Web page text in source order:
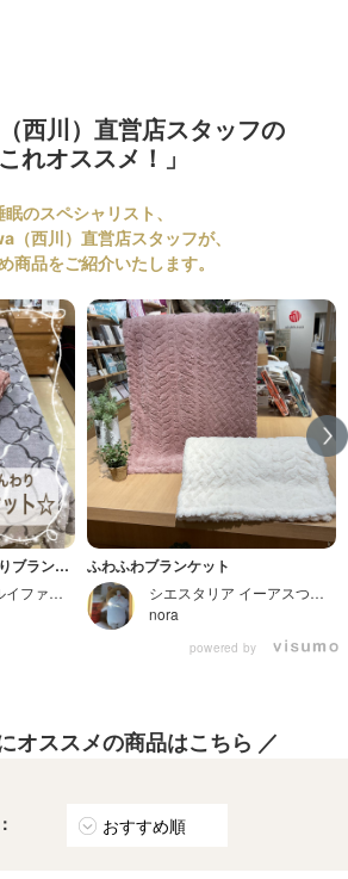
西川）直営店スタッフの
これオススメ！」
眠のスペシャリスト、
西川）直営店スタッフが、
商品をご紹介いたします。
ブランケ
シエスタリア マルイファミリー志木店
ふわふわブランケット
シエスタリア イーアスつくば店
nora
powered by
オススメの商品はこちら ／